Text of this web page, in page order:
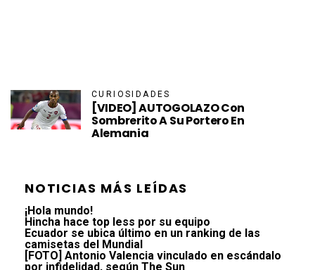
CURIOSIDADES
[VIDEO] AUTOGOLAZO Con
Sombrerito A Su Portero En
Alemania
NOTICIAS MÁS LEÍDAS
¡Hola mundo!
Hincha hace top less por su equipo
Ecuador se ubica último en un ranking de las
camisetas del Mundial
[FOTO] Antonio Valencia vinculado en escándalo
por infidelidad, según The Sun